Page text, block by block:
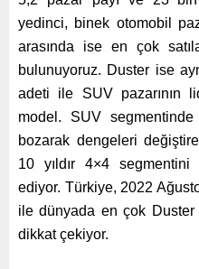
yedinci, binek otomobil
arasında ise en çok
bulunuyoruz. Duster ise
adeti ile SUV pazarının
model. SUV
bozarak dengeleri
10 yıldır 4×4 segmentini
ediyor. Türkiye, 2022
ile dünyada en çok Duster
dikkat çekiyor.